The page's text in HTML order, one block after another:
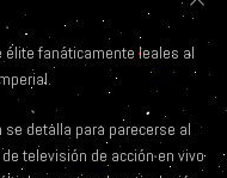
élite fanáticamente leales al
se detalla para parecerse al
televisión de acción en vivo